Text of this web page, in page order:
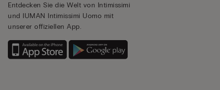
Entdecken Sie die Welt von Intimissimi
und IUMAN Intimissimi Uomo mit
unserer offiziellen App.